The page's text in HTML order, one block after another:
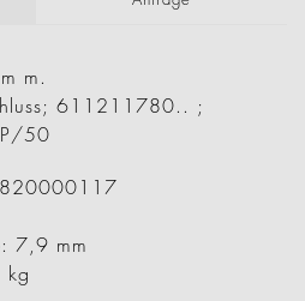
m.
611211780.. ;
P/50
7,9 mm
kg